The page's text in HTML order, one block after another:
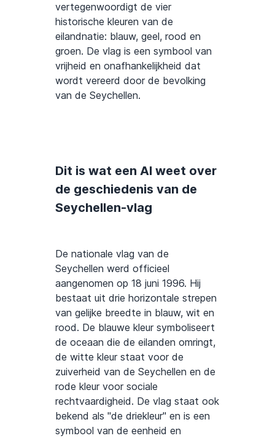
vertegenwoordigt de vier
historische kleuren van de
eilandnatie: blauw, geel, rood en
groen. De vlag is een symbool van
vrijheid en onafhankelijkheid dat
wordt vereerd door de bevolking
van de Seychellen.
Dit is wat een AI weet over
de geschiedenis van de
Seychellen-vlag
De nationale vlag van de
Seychellen werd officieel
aangenomen op 18 juni 1996. Hij
bestaat uit drie horizontale strepen
van gelijke breedte in blauw, wit en
rood. De blauwe kleur symboliseert
de oceaan die de eilanden omringt,
de witte kleur staat voor de
zuiverheid van de Seychellen en de
rode kleur voor sociale
rechtvaardigheid. De vlag staat ook
bekend als "de driekleur" en is een
symbool van de eenheid en